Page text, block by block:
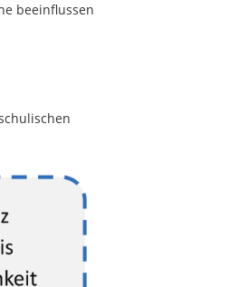
beeinflussen